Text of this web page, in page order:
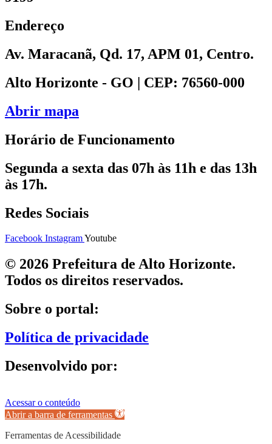
Endereço
Av. Maracanã, Qd. 17, APM 01, Centro.
Alto Horizonte - GO | CEP: 76560-000
Abrir mapa
Horário de Funcionamento
Segunda a sexta das 07h às 11h e das 13h
às 17h.
Redes Sociais
Facebook InstagramYoutube
© 2026 Prefeitura de Alto Horizonte.
Todos os direitos reservados.
Sobre o portal:
Política de privacidade
Desenvolvido por:
Acessar o conteúdo
Abrir a barra de ferramentas
Ferramentas de Acessibilidade